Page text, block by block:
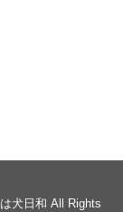
犬日和 All Rights